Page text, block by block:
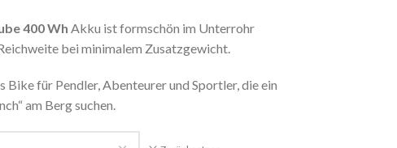
400 Wh Akku ist formschön im Unterrohr
bei minimalem Zusatzgewicht.
Bike für Pendler, Abenteurer und Sportler, die ein
am Berg suchen.